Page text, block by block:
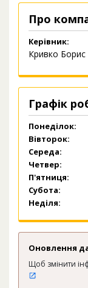
Про
Керівник:
Кривко
Графік
Понеділок:
Вівторок:
Середа:
Четвер:
П'ятниця:
Субота:
Неділя:
Оновлення
Щоб змінити